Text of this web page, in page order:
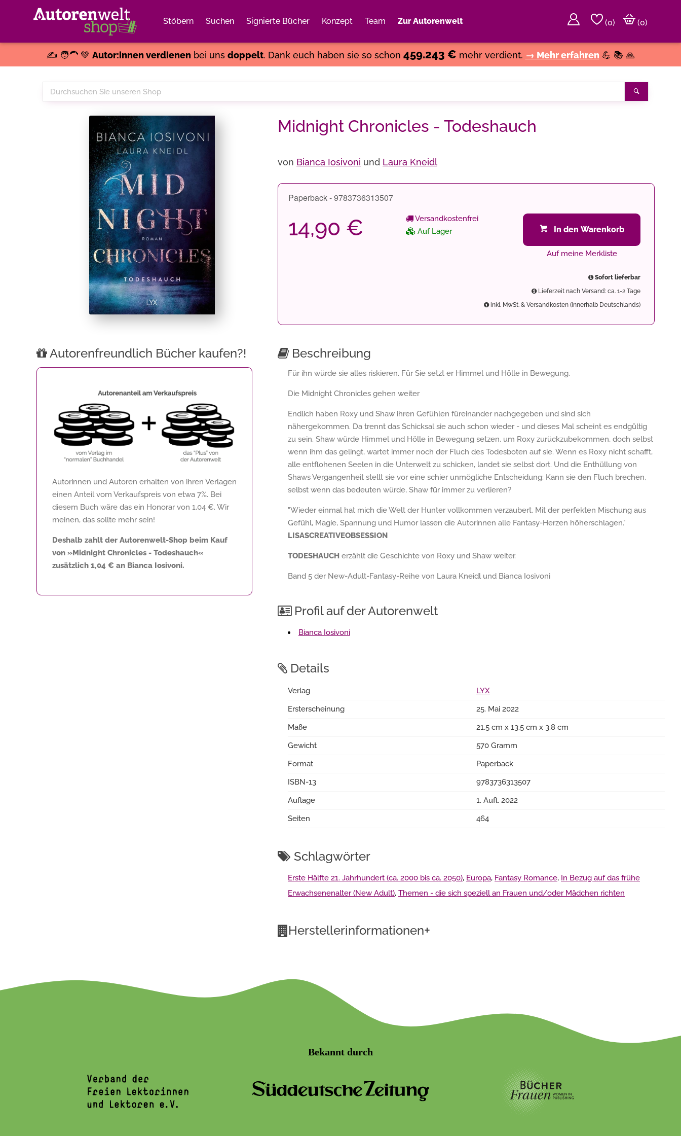
Stöbern Suchen Signierte Bücher Konzept Team Zur Autorenwelt (0)
(0)
✍️ 🧑‍🦱 💚 Autor:innen verdienenbei uns doppelt. Dank euch haben sie so schon 459.243 € mehr verdient. → Mehr erfahren 💪 📚 🙏
Durchsuchen
Sie
Midnight Chronicles - Todeshauch
von Bianca Iosivoni und Laura Kneidl
Paperback - 9783736313507
14,90 €
Versandkostenfrei
Auf Lager
In den Warenkorb
Auf meine Merkliste
Sofort lieferbar
Lieferzeit nach Versand: ca. 1-2 Tage
inkl. MwSt. & Versandkosten (innerhalb Deutschlands)
Autorenfreundlich Bücher kaufen?!
Autorinnen und Autoren erhalten von ihren Verlagen
einen Anteil vom Verkaufspreis von etwa 7%. Bei
diesem Buch wäre das ein Honorar von 1,04 €. Wir
meinen, das sollte mehr sein!
Deshalb zahlt der Autorenwelt-Shop beim Kauf
von »Midnight Chronicles - Todeshauch«
zusätzlich 1,04 € an Bianca Iosivoni.
Beschreibung
Für ihn würde sie alles riskieren. Für Sie setzt er Himmel und Hölle in Bewegung.
Die Midnight Chronicles gehen weiter
Endlich haben Roxy und Shaw ihren Gefühlen füreinander nachgegeben und sind sich
nähergekommen. Da trennt das Schicksal sie auch schon wieder - und dieses Mal scheint es endgültig
zu sein. Shaw würde Himmel und Hölle in Bewegung setzen, um Roxy zurückzubekommen, doch selbst
wenn ihm das gelingt, wartet immer noch der Fluch des Todesboten auf sie. Wenn es Roxy nicht schafft,
alle entflohenen Seelen in die Unterwelt zu schicken, landet sie selbst dort. Und die Enthüllung von
Shaws Vergangenheit stellt sie vor eine schier unmögliche Entscheidung: Kann sie den Fluch brechen,
selbst wenn das bedeuten würde, Shaw für immer zu verlieren?
"Wieder einmal hat mich die Welt der Hunter vollkommen verzaubert. Mit der perfekten Mischung aus
Gefühl, Magie, Spannung und Humor lassen die Autorinnen alle Fantasy-Herzen höherschlagen."
LISASCREATIVEOBSESSION
TODESHAUCH erzählt die Geschichte von Roxy und Shaw weiter.
Band 5 der New-Adult-Fantasy-Reihe von Laura Kneidl und Bianca Iosivoni
Profil auf der Autorenwelt
Bianca Iosivoni
Details
Verlag
LYX
Ersterscheinung
25. Mai 2022
Maße
21.5 cm x 13.5 cm x 3.8 cm
Gewicht
570 Gramm
Format
Paperback
ISBN-13
9783736313507
Auflage
1. Aufl. 2022
Seiten
464
Schlagwörter
Erste Hälfte 21. Jahrhundert (ca. 2000 bis ca. 2050), Europa, Fantasy Romance, In Bezug auf das frühe
Erwachsenenalter (New Adult), Themen - die sich speziell an Frauen und/oder Mädchen richten
Herstellerinformationen+
Bekannt durch